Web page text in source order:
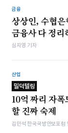
금융
상상인, 수협
금융사 다 정리
심지영 기자
산업
밀덕텔링
10억 짜리 자폭
할 진짜 숙제
김민석 한국국방안보포럼